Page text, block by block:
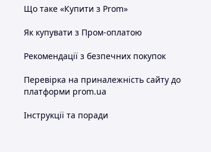
Що таке «Купити з Prom»
Як купувати з Пром-оплатою
Рекомендації з безпечних покупок
Перевірка на приналежність сайту до
платформи prom.ua
Інструкції та поради